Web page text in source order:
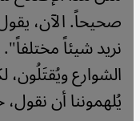
صحيحاً. الآن،
نريد شيئاً
الشوارع
يُلهموننا أن